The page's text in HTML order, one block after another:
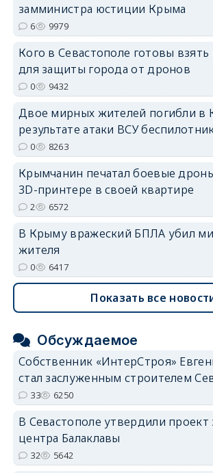
замминистра юстиции Крыма
6 9979
Кого в Севастополе готовы взять
для защиты города от дронов
0 9432
Двое мирных жителей погибли в
результате атаки ВСУ
0 8263
Крымчанин печатал боевые
3D-принтере в своей квартире
2 6572
В Крыму вражеский БПЛА убил
жителя
0 6417
Показать все
Обсуждаемое
Собственник «ИнтерСтроя»
стал заслуженным строителем
33 6250
В Севастополе утвердили проект
центра Балаклавы
32 5642